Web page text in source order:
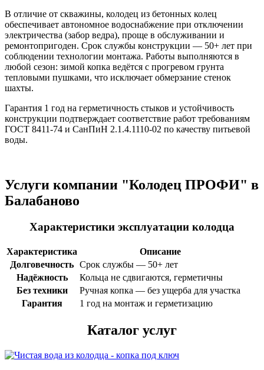
В отличие от скважины, колодец из бетонных колец
обеспечивает автономное водоснабжение при отключении
электричества (забор ведра), проще в обслуживании и
ремонтопригоден. Срок службы конструкции — 50+ лет при
соблюдении технологии монтажа. Работы выполняются в
любой сезон: зимой копка ведётся с прогревом грунта
тепловыми пушками, что исключает обмерзание стенок
шахты.
Гарантия 1 год на герметичность стыков и устойчивость
конструкции подтверждает соответствие работ требованиям
ГОСТ 8411-74 и СанПиН 2.1.4.1110-02 по качеству питьевой
воды.
Услуги компании "Колодец ПРОФИ" в
Балабаново
Характеристики эксплуатации колодца
Характеристика
Описание
Долговечность Срок службы — 50+ лет
Надёжность
Кольца не сдвигаются, герметичны
Без техники
Ручная копка — без ущерба для участка
Гарантия
1 год на монтаж и герметизацию
Каталог услуг